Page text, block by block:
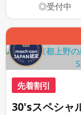
◎受付中
先着割引
30′sスペシャ